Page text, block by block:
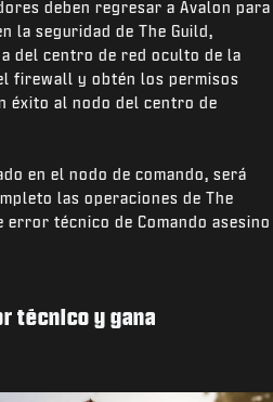
deben regresar a Avalon para
la seguridad de The Guild,
del centro de red oculto de la
firewall y obtén los permisos
éxito al nodo del centro de
en el nodo de comando, será
las operaciones de The
error técnico de Comando asesino
técnico y gana